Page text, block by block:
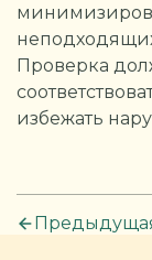
Проверка
избежать